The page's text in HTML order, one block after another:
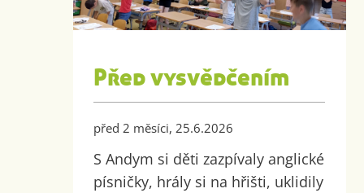
Před vysvědčením
před 2 měsíci, 25.6.2026
S Andym si děti zazpívaly anglické
písničky, hrály si na hřišti, uklidily